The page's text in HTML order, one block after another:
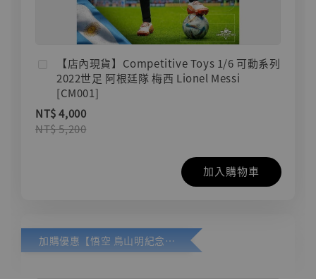
【店內現貨】Competitive Toys 1/6 可動系列
2022世足 阿根廷隊 梅西 Lionel Messi
[CM001]
NT$ 4,000
NT$ 5,200
加入購物車
加購優惠【悟空 鳥山明紀念款 [奇蹟工作室]】